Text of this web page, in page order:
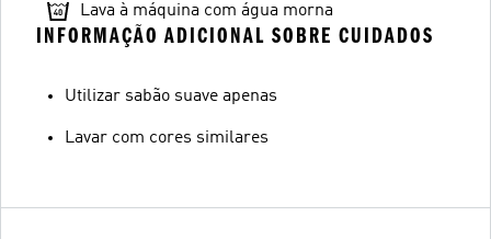
Lava à máquina com água morna
INFORMAÇÃO ADICIONAL SOBRE CUIDADOS
Utilizar sabão suave apenas
Lavar com cores similares